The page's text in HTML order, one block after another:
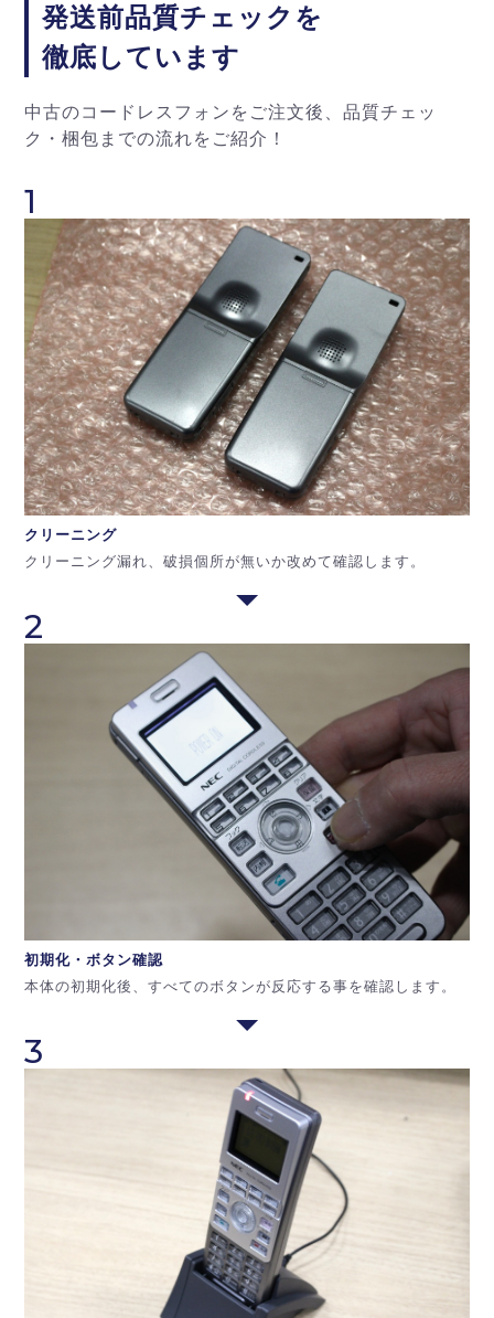
発送前品質チェックを
徹底しています
中古のコードレスフォンをご注文後、品質チェッ
ク・梱包までの流れをご紹介！
1
クリーニング
クリーニング漏れ、破損個所が無いか改めて確認します。
2
初期化・ボタン確認
本体の初期化後、すべてのボタンが反応する事を確認します。
3